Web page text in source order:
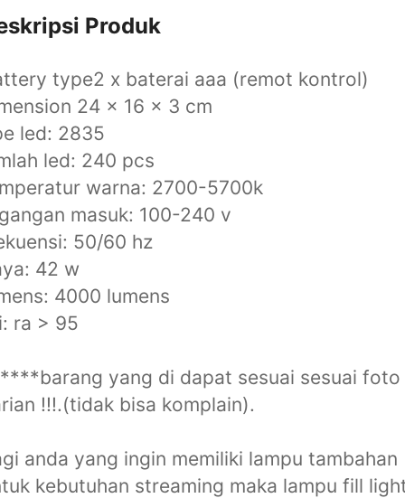
Produk
type2 x baterai aaa (remot kontrol)
24 x 16 x 3 cm
led: 2835
led: 240 pcs
warna: 2700-5700k
masuk: 100-240 v
50/60 hz
42 w
4000 lumens
ra > 95
yang di dapat sesuai sesuai foto
!!!.(tidak bisa komplain).
anda yang ingin memiliki lampu tambahan
kebutuhan streaming maka lampu fill